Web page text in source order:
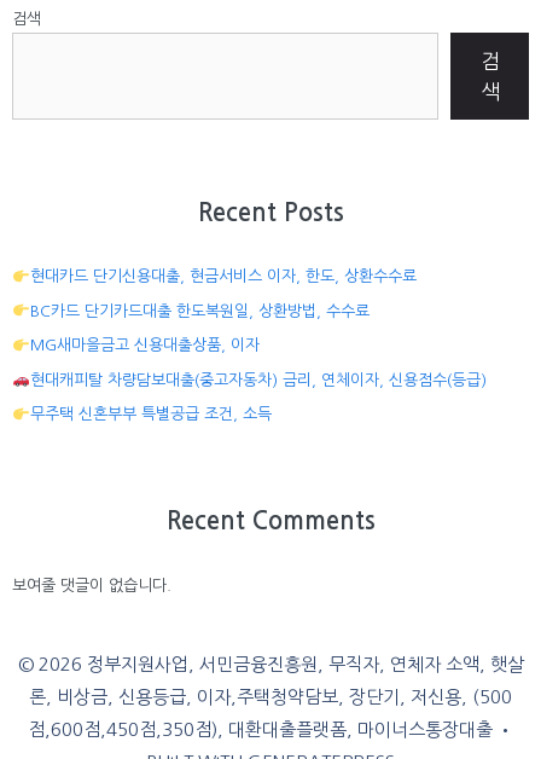
검색
검
색
Recent Posts
현대카드 단기신용대출, 현금서비스 이자, 한도, 상환수수료
BC카드 단기카드대출 한도복원일, 상환방법, 수수료
MG새마을금고 신용대출상품, 이자
현대캐피탈 차량담보대출(중고자동차) 금리, 연체이자, 신용점수(등급)
무주택 신혼부부 특별공급 조건, 소득
Recent Comments
보여줄 댓글이 없습니다.
© 2026 정부지원사업, 서민금융진흥원, 무직자, 연체자 소액, 햇살
론, 비상금, 신용등급, 이자,주택청약담보, 장단기, 저신용, (500
점,600점,450점,350점), 대환대출플랫폼, 마이너스통장대출 •